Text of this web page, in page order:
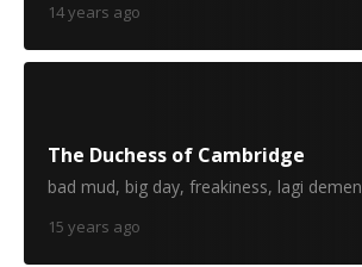
14 years ago
The Duchess of Cambridge
bad mud, big day, freakiness, lagi demen
15 years ago